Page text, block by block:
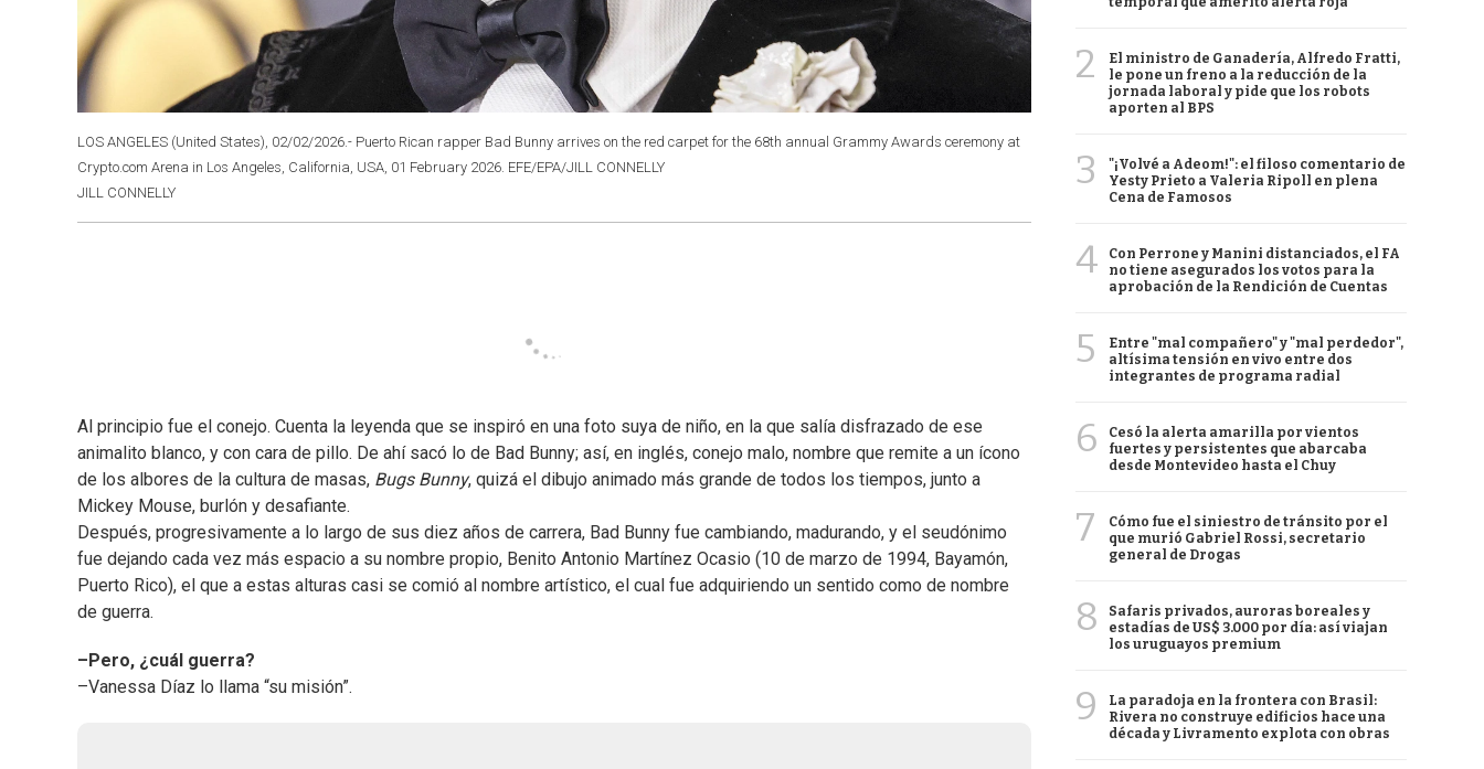
LOS ANGELES (United States), 02/02/2026.- Puerto Rican rapper Bad Bunny arrives on the red carpet for the 68th annual Grammy Awards ceremony at
Crypto.com Arena in Los Angeles, California, USA, 01 February 2026. EFE/EPA/JILL CONNELLY
JILL CONNELLY
Al principio fue el conejo. Cuenta la leyenda que se inspiró en una foto suya de niño, en la que salía disfrazado de ese
animalito blanco, y con cara de pillo. De ahí sacó lo de Bad Bunny; así, en inglés, conejo malo, nombre que remite a un ícono
de los albores de la cultura de masas, Bugs Bunny, quizá el dibujo animado más grande de todos los tiempos, junto a
Mickey Mouse, burlón y desafiante.
Después, progresivamente a lo largo de sus diez años de carrera, Bad Bunny fue cambiando, madurando, y el seudónimo
fue dejando cada vez más espacio a su nombre propio, Benito Antonio Martínez Ocasio (10 de marzo de 1994, Bayamón,
Puerto Rico), el que a estas alturas casi se comió al nombre artístico, el cual fue adquiriendo un sentido como de nombre
de guerra.
–Pero, ¿cuál guerra?
–Vanessa Díaz lo llama “su misión”.
2
El ministro de Ganadería, Alfredo Fratti,
le pone un freno a la reducción de la
jornada laboral y pide que los robots
aporten al BPS
3
"¡Volvé a Adeom!": el filoso comentario de
Yesty Prieto a Valeria Ripoll en plena
Cena de Famosos
4
Con Perrone y Manini distanciados, el FA
no tiene asegurados los votos para la
aprobación de la Rendición de Cuentas
5
Entre "mal compañero" y "mal perdedor",
altísima tensión en vivo entre dos
integrantes de programa radial
6
Cesó la alerta amarilla por vientos
fuertes y persistentes que abarcaba
desde Montevideo hasta el Chuy
7
Cómo fue el siniestro de tránsito por el
que murió Gabriel Rossi, secretario
general de Drogas
8
Safaris privados, auroras boreales y
estadías de US$ 3.000 por día: así viajan
los uruguayos premium
9
La paradoja en la frontera con Brasil:
Rivera no construye edificios hace una
década y Livramento explota con obras